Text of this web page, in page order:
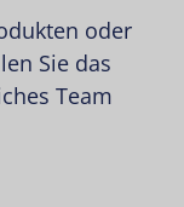
oder
Sie das
Team